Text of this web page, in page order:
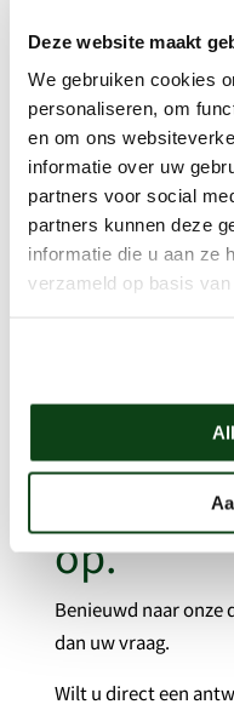
Deze website maakt
We gebruiken cookies
personaliseren, om
en om ons
informatie over uw
partners voor social
partners kunnen deze
informatie die u aan ze
verzameld op basis
Is een elektra
Tussenmeter
Een aardpen slaan
Hoe werkt een
Neem
op.
Benieuwd naar onze
dan uw vraag.
Wilt u direct een